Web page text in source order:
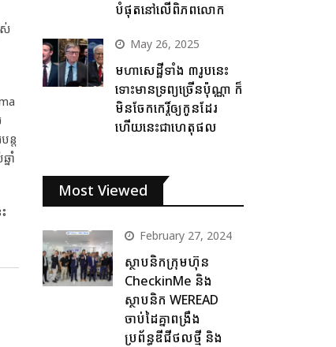
ស់
ត
ាំ
បំផុតនៅលើពិភពលោក
May 26, 2025
មហាសេដ្ឋីទាំង ៣រូបនេះ
ទោះមានទ្រព្យច្រើនប៉ុណ្ណា ក៏
មិនចែកកេរ្តិ៍ឲ្យកូនដែរ
ហើយនេះជាហេតុផល
Most Viewed
February 27, 2024
ស្ថាបនិកក្រុមហ៊ុន
CheckinMe និង
ស្ថាបនិក WEREAD
ចាប់ដៃគ្នាពង្រឹង
ប្រព័ន្ធឌីជីថលថ្មី និង